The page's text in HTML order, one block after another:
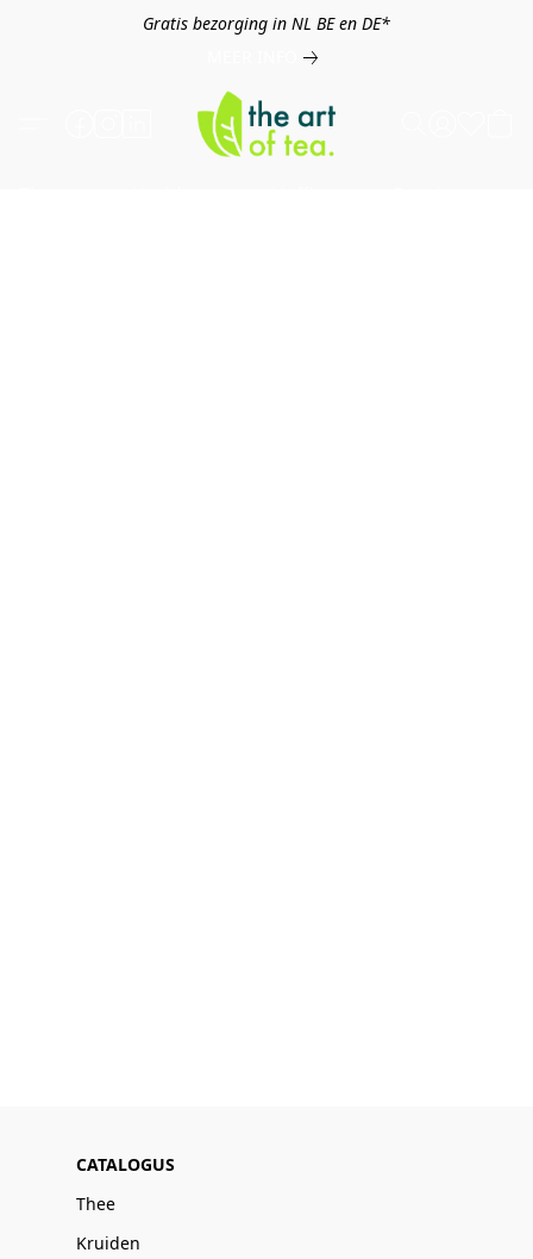
Gratis bezorging in NL BE en DE*
CATALOGUS
Thee
Kruiden